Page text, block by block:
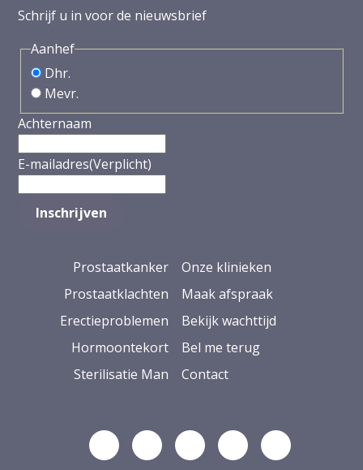
Schrijf u in voor de nieuwsbrief
Aanhef
Dhr.
Mevr.
Achternaam
E-mailadres(Verplicht)
Prostaatkanker
Prostaatklachten
Erectieproblemen
Hormoontekort
Sterilisatie Man
Onze klinieken
Maak afspraak
Bekijk wachttijd
Bel me terug
Contact
Volg ons op Linkedin
Volg ons op YouTube
Volg ons op Facebook
Volg ons op
Volg ons